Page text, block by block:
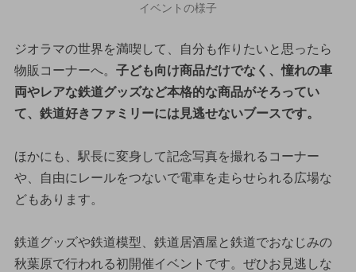
イベントの様子
ジオラマの世界を満喫して、自分も作りたいと思ったら
物販コーナーへ。 子ども向け商品だけでなく、憧れの車
両やレアな鉄道グッズなど本格的な商品がそろってい
て、鉄道好きファミリーには見逃せないブースです。
ほかにも、駅長に変身して記念写真を撮れるコーナー
や、自由にレールをつないで電車を走らせられる広場な
どもあります。
鉄道グッズや鉄道模型、鉄道居酒屋と鉄道でおなじみの
秋葉原で行われる初開催イベントです。ぜひお見逃しな